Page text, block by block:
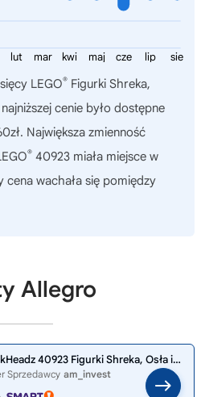
sie
lip
cze
maj
kwi
mar
lut
LEGO® Figurki Shreka,
cenie było dostępne
Największa zmienność
® 40923 miała miejsce w
wachała się pomiędzy
Allegro
LEGO BrickHeadz 40923 Figurki Shreka, Osła i Ciastka
Sprzedawcy am_invest